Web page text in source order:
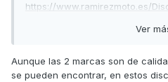
https://www.ramirezmoto.es/
Ver
Aunque las 2 marcas son de
se pueden encontrar, en estos